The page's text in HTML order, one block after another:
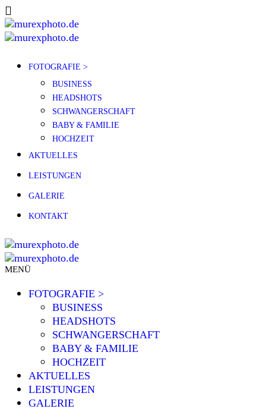
FOTOGRAFIE >
BUSINESS
HEADSHOTS
SCHWANGERSCHAFT
BABY & FAMILIE
HOCHZEIT
AKTUELLES
LEISTUNGEN
GALERIE
KONTAKT
MENÜ
FOTOGRAFIE >
BUSINESS
HEADSHOTS
SCHWANGERSCHAFT
BABY & FAMILIE
HOCHZEIT
AKTUELLES
LEISTUNGEN
GALERIE